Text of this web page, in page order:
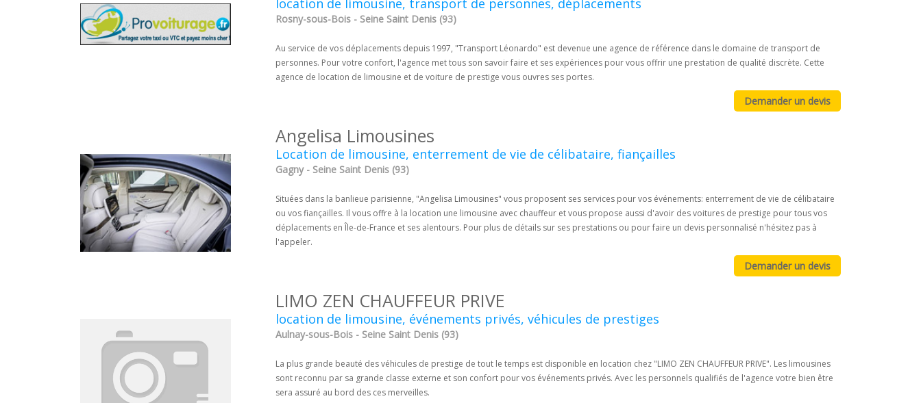
location de limousine, transport de personnes, déplacements
Rosny-sous-Bois - Seine Saint Denis (93)
Au service de vos déplacements depuis 1997, "Transport Léonardo" est devenue une agence de référence dans le domaine de transport de
personnes. Pour votre confort, l'agence met tous son savoir faire et ses expériences pour vous offrir une prestation de qualité discrète. Cette
agence de location de limousine et de voiture de prestige vous ouvres ses portes.
Angelisa Limousines
Location de limousine, enterrement de vie de célibataire, fiançailles
Gagny - Seine Saint Denis (93)
Situées dans la banlieue parisienne, "Angelisa Limousines" vous proposent ses services pour vos événements: enterrement de vie de célibataire
ou vos fiançailles. Il vous offre à la location une limousine avec chauffeur et vous propose aussi d'avoir des voitures de prestige pour tous vos
déplacements en Île-de-France et ses alentours. Pour plus de détails sur ses prestations ou pour faire un devis personnalisé n'hésitez pas à
l'appeler.
LIMO ZEN CHAUFFEUR PRIVE
location de limousine, événements privés, véhicules de prestiges
Aulnay-sous-Bois - Seine Saint Denis (93)
La plus grande beauté des véhicules de prestige de tout le temps est disponible en location chez "LIMO ZEN CHAUFFEUR PRIVE". Les limousines
sont reconnu par sa grande classe externe et son confort pour vos événements privés. Avec les personnels qualifiés de l'agence votre bien être
sera assuré au bord des ces merveilles.